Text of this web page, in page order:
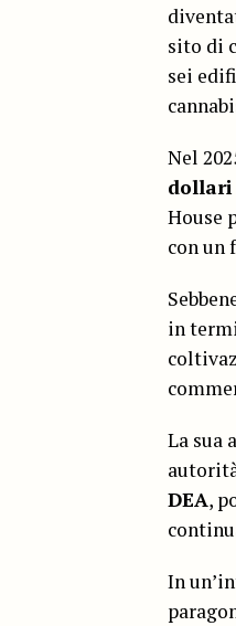
sito di
sei
Nel
House
con un
in
La sua
DEA,
In